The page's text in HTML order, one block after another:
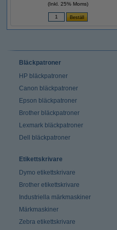
(Inkl. 25% Moms)
Bläckpatroner
HP bläckpatroner
Canon bläckpatroner
Epson bläckpatroner
Brother bläckpatroner
Lexmark bläckpatroner
Dell bläckpatroner
Etikettskrivare
Dymo etikettskrivare
Brother etikettskrivare
Industriella märkmaskiner
Märkmaskiner
Zebra etikettskrivare